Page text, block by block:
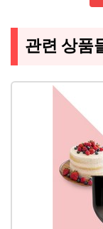
관련 상품